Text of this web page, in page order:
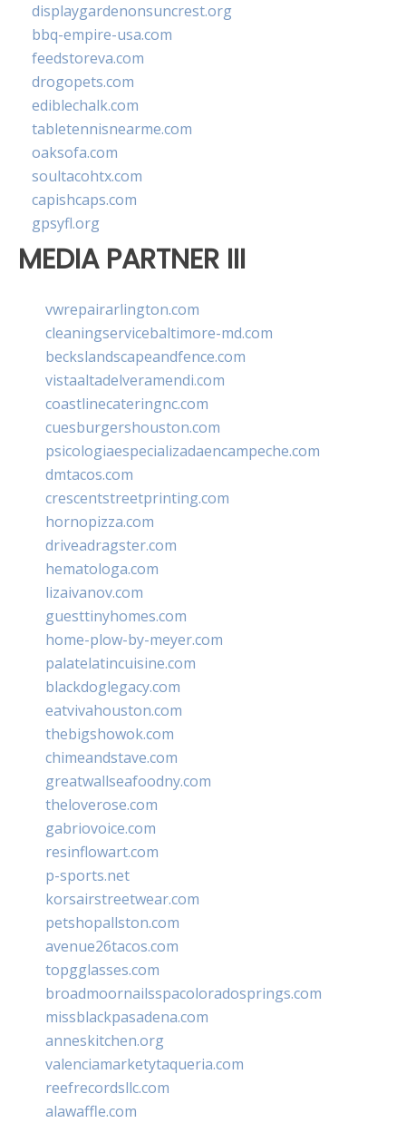
displaygardenonsuncrest.org
bbq-empire-usa.com
feedstoreva.com
drogopets.com
ediblechalk.com
tabletennisnearme.com
oaksofa.com
soultacohtx.com
capishcaps.com
gpsyfl.org
MEDIA PARTNER III
vwrepairarlington.com
cleaningservicebaltimore-md.com
beckslandscapeandfence.com
vistaaltadelveramendi.com
coastlinecateringnc.com
cuesburgershouston.com
psicologiaespecializadaencampeche.com
dmtacos.com
crescentstreetprinting.com
hornopizza.com
driveadragster.com
hematologa.com
lizaivanov.com
guesttinyhomes.com
home-plow-by-meyer.com
palatelatincuisine.com
blackdoglegacy.com
eatvivahouston.com
thebigshowok.com
chimeandstave.com
greatwallseafoodny.com
theloverose.com
gabriovoice.com
resinflowart.com
p-sports.net
korsairstreetwear.com
petshopallston.com
avenue26tacos.com
topgglasses.com
broadmoornailsspacoloradosprings.com
missblackpasadena.com
anneskitchen.org
valenciamarketytaqueria.com
reefrecordsllc.com
alawaffle.com